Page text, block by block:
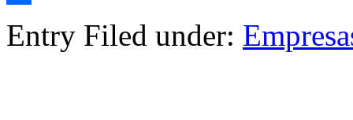
Entry Filed under: